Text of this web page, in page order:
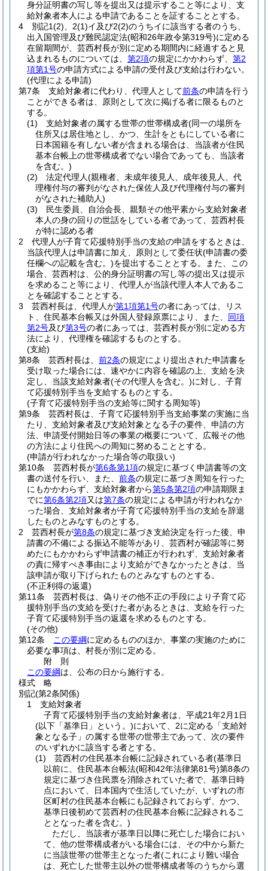
身分証明書の写し等を提出又は提示すること等により、支
給対象者本人による申請であることを証することとする。
4
別記1(2) 、2(1)イ及び2(2)のうちイに該当する者のうち、
出入国管理及び難民認定法(昭和26年政令第319号)に定める
在留期間が、芸西村長が別に定める期間内に経過すると見
込まれるものについては、 第2項の規定にかかわらず、 第2
項第1号の申請方式による申請の受付及び支給は行わない。
(代理による申請)
第7条
支給対象者に代わり、代理人として前条の申請を行う
ことができる者は、原則として次に掲げる者に限るものと
する。
(1)
支給対象者の属する世帯の世帯構成者(同一の場所を
住所又は居住地とし、かつ、生計をともにしている者に
日本国籍を有しない者が含まれる場合は、当該者が住民
基本台帳上の世帯構成者でない場合であっても、当該者
を含む。)
(2)
法定代理人(親権者、未成年後見人、成年後見人、代
理権付与の審判がなされた保佐人及び代理権付与の審判
がなされた補助人)
(3)
民生委員、自治会長、親類その他平素から支給対象者
本人の身の回りの世話をしている者であって、芸西村長
が特に認める者
2
代理人が子育て応援特別手当の支給の申請をするときは、
当該代理人は申請書に加え、原則として委任状(申請書の委
任欄への記載を含む。)を提出することとする。
また、この
場合、芸西村は、公的身分証明書の写し等の提出又は提示
を求めること等により、代理人が当該代理人本人であるこ
とを確認することとする。
3
芸西村長は、代理人が第1項第1号の者にあっては、リス
ト、住民基本台帳又は外国人登録原票により、また、 同項
第2号及び第3号の者にあっては、芸西村長が別に定める方
法により、代理権を確認するものとする。
(支給)
第8条
芸西村長は、 前2条の規定により提出された申請書を
受け取った場合には、速やかに内容を確認の上、支給を決
定し、当該支給対象者(その代理人を含む。)に対し、子育
て応援特別手当を支給するものとする。
(子育て応援特別手当の支給等に関する周知等)
第9条
芸西村長は、子育て応援特別手当支給事業の実施に当
たり、支給対象者及び支給対象となる子の要件、申請の方
法、申請受付開始日等の事業の概要について、広報その他
の方法により住民への周知に努めることとする。
(申請が行われなかった場合等の取扱い)
第10条
芸西村長が第6条第1項の規定に基づく申請書等の文
書の送付を行い、また、 前条の規定に基づき周知を行った
にもかかわらず、支給対象者から第5条第2項の申請期限ま
でに第6条第2項又は第7条の規定による申請が行われなか
った場合、支給対象者が子育て応援特別手当の支給を辞退
したものとみなすものとする。
2
芸西村長が第8条の規定に基づき支給決定を行った後、申
請書の不備による振込不能等があり、芸西村が確認等に努
めたにもかかわらず申請書の補正が行われず、支給対象者
の責に帰すべき事由により支給ができなかったときは、当
該申請が取り下げられたものとみなすものとする。
(不正利得の返還)
第11条
芸西村長は、偽りその他不正の手段により子育て応
援特別手当の支給を受けた者があるときは、支給を行った
子育て応援特別手当の返還を求めるものとする。
(その他)
第12条
この要綱に定めるもののほか、事業の実施のために
必要な事項は、村長が別に定める。
附 則
この要綱は、公布の日から施行する。
様式 略
別記(第2条関係)
1 支給対象者
子育て応援特別手当の支給対象者は、平成21年2月1日
(以下「基準日」という。)において、2に定める「支給対
象となる子」の属する世帯の世帯主であって、次の要件
のいずれかに該当する者とする。
(1) 芸西村の住民基本台帳に記録されている者(基準日
以前に、住民基本台帳法(昭和42年法律第81号)第8条の
規定に基づき住民票を消除されていた者で、基準日時
点において、日本国内で生活していたが、いずれの市
区町村の住民基本台帳にも記録されておらず、かつ、
基準日後初めて芸西村の住民基本台帳に記録されるこ
ととなった者を含む。)
ただし、当該者が基準日以降に死亡した場合におい
て、他の世帯構成者がいる場合には、その中から新た
に当該世帯の世帯主となった者(これにより難い場合
は、死亡した世帯主以外の世帯構成者等のうちから選